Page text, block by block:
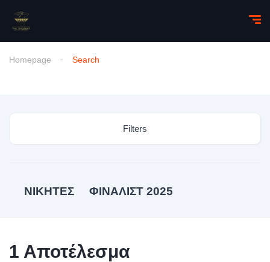
Homepage Search
Filters
ΝΙΚΗΤΕΣ ΦΙΝΑΛΙΣΤ 2025
1 Αποτέλεσμα